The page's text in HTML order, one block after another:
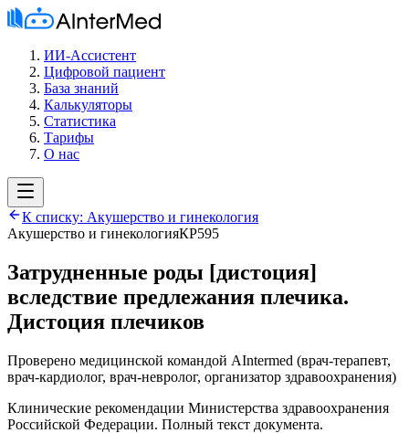
ИИ-Ассистент
Цифровой пациент
База знаний
Калькуляторы
Статистика
Тарифы
О нас
К списку: Акушерство и гинекология
Акушерство и гинекологияКР595
Затрудненные роды [дистоция]
вследствие предлежания плечика.
Дистоция плечиков
Проверено медицинской командой AIntermed (врач-терапевт,
врач-кардиолог, врач-невролог, организатор здравоохранения)
Клинические рекомендации Министерства здравоохранения
Российской Федерации. Полный текст документа.